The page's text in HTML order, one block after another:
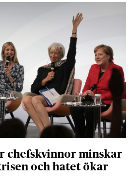
chefskvinnor minskar
och hatet ökar